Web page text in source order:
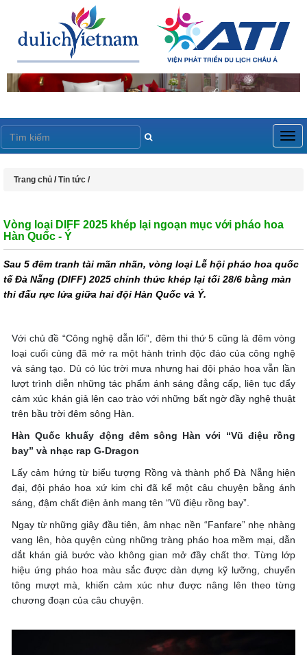
Trang chủ /Tin tức /
Vòng loại DIFF 2025 khép lại ngoạn mục với pháo hoa
Hàn Quốc - Ý
Sau 5 đêm tranh tài mãn nhãn, vòng loại Lễ hội pháo hoa quốc
tế Đà Nẵng (DIFF) 2025 chính thức khép lại tối 28/6 bằng màn
thi đấu rực lửa giữa hai đội Hàn Quốc và Ý.
Với chủ đề “Công nghệ dẫn lối”, đêm thi thứ 5 cũng là đêm vòng
loại cuối cùng đã mở ra một hành trình độc đáo của công nghệ
và sáng tạo. Dù có lúc trời mưa nhưng hai đội pháo hoa vẫn lần
lượt trình diễn những tác phẩm ánh sáng đẳng cấp, liên tục đẩy
cảm xúc khán giả lên cao trào với những bất ngờ đầy nghệ thuật
trên bầu trời đêm sông Hàn.
Hàn Quốc khuấy động đêm sông Hàn với “Vũ điệu rồng
bay” và nhạc rap G-Dragon
Lấy cảm hứng từ biểu tượng Rồng và thành phố Đà Nẵng hiện
đại, đội pháo hoa xứ kim chi đã kể một câu chuyện bằng ánh
sáng, đậm chất điện ảnh mang tên “Vũ điệu rồng bay”.
Ngay từ những giây đầu tiên, âm nhạc nền “Fanfare” nhẹ nhàng
vang lên, hòa quyện cùng những tràng pháo hoa mềm mại, dẫn
dắt khán giả bước vào không gian mở đầy chất thơ. Từng lớp
hiệu ứng pháo hoa màu sắc được dàn dựng kỹ lưỡng, chuyển
tông mượt mà, khiến cảm xúc như được nâng lên theo từng
chương đoạn của câu chuyện.